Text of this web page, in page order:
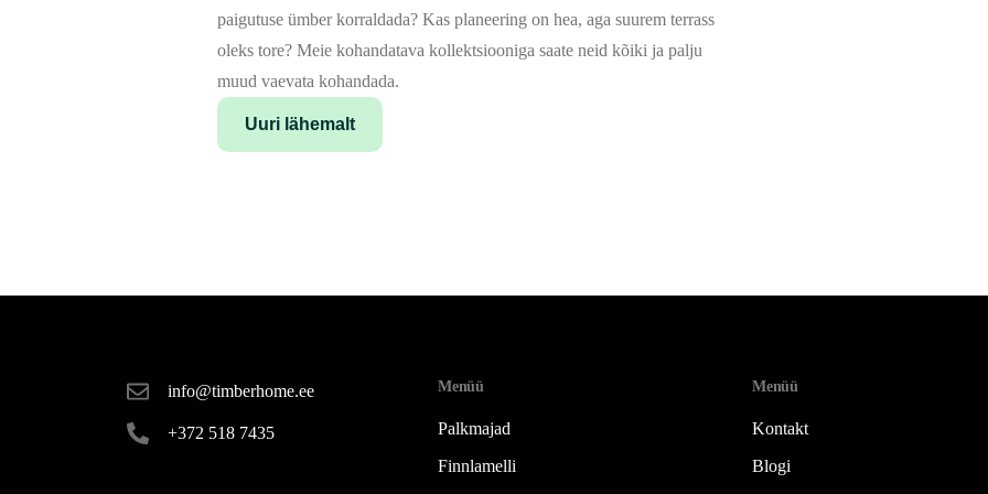
paigutuse ümber korraldada? Kas planeering on hea, aga suurem terrass
oleks tore? Meie kohandatava kollektsiooniga saate neid kõiki ja palju
muud vaevata kohandada.
Uuri lähemalt
info@timberhome.ee
+372 518 7435
Menüü
Palkmajad
Finnlamelli
Menüü
Kontakt
Blogi